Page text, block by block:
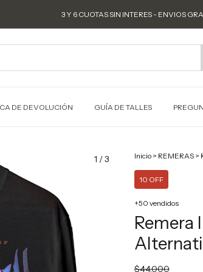
3 Y 6 CUOTAS SIN INTERES - ENVIOS
DE DEVOLUCIÓN GUÍA DE TALLES
1 /3 Inicio > REMERAS >
10 OFF
+50 vendidos
Remera
$44.000